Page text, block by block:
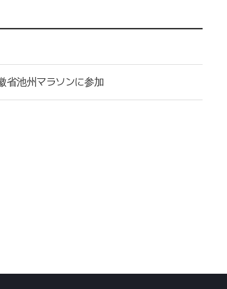
省池州マラソンに参加